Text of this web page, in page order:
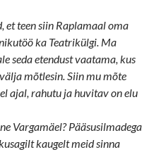
et teen siin Raplamaal oma
ka Teatrikülgi. Ma
seda etendust vaatama, kus
mõtlesin. Siin mu mõte
ajal, rahutu ja huvitav on elu
Vargamäel? Pääsusilmadega
kaugelt meid sinna